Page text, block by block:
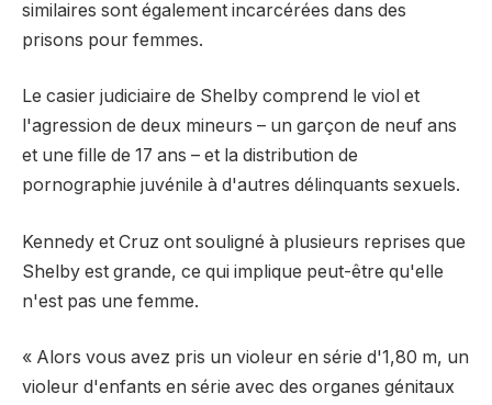
similaires sont également incarcérées dans des
prisons pour femmes.
Le casier judiciaire de Shelby comprend le viol et
l'agression de deux mineurs – un garçon de neuf ans
et une fille de 17 ans – et la distribution de
pornographie juvénile à d'autres délinquants sexuels.
Kennedy et Cruz ont souligné à plusieurs reprises que
Shelby est grande, ce qui implique peut-être qu'elle
n'est pas une femme.
« Alors vous avez pris un violeur en série d'1,80 m, un
violeur d'enfants en série avec des organes génitaux